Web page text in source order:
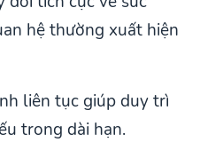
hệ thường xuất hiện
liên tục giúp duy trì
trong dài hạn.